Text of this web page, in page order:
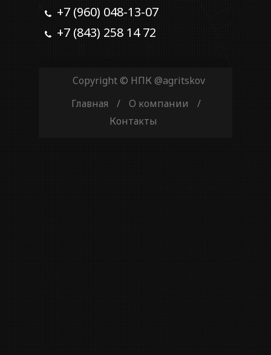
+7 (960) 048-13-07
+7 (843) 258 14 72
Copyright © НПК@agritskov
Главная
/ О компании
/
Контакты